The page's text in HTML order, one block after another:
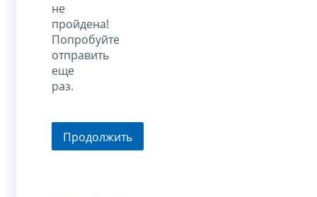
не
пройдена!
Попробуйте
отправить
еще
раз.
Продолжить